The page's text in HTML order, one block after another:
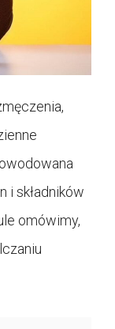
i składników
omówimy,